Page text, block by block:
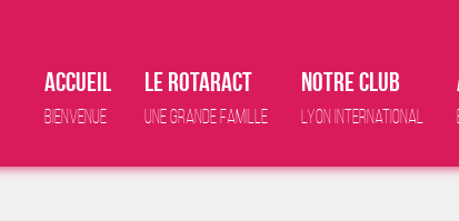
Accueil
Bienvenue
Le Rotaract
Une grande famille
Notre club
Lyon international